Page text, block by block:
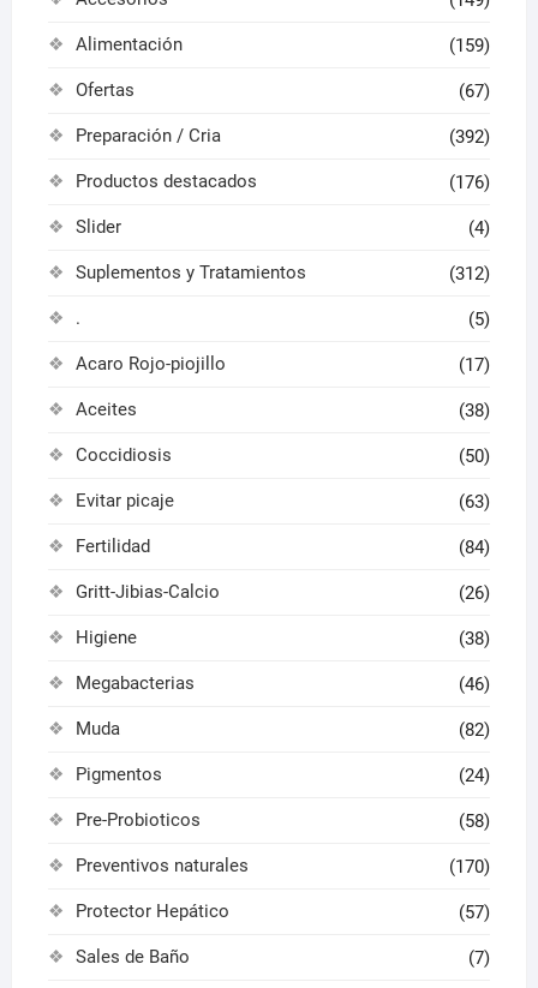
Alimentación (159)
Ofertas (67)
Preparación / Cria (392)
Productos destacados (176)
Slider (4)
Suplementos y Tratamientos (312)
. (5)
Acaro Rojo-piojillo (17)
Aceites (38)
Coccidiosis (50)
Evitar picaje (63)
Fertilidad (84)
Gritt-Jibias-Calcio (26)
Higiene (38)
Megabacterias (46)
Muda (82)
Pigmentos (24)
Pre-Probioticos (58)
Preventivos naturales (170)
Protector Hepático (57)
Sales de Baño (7)